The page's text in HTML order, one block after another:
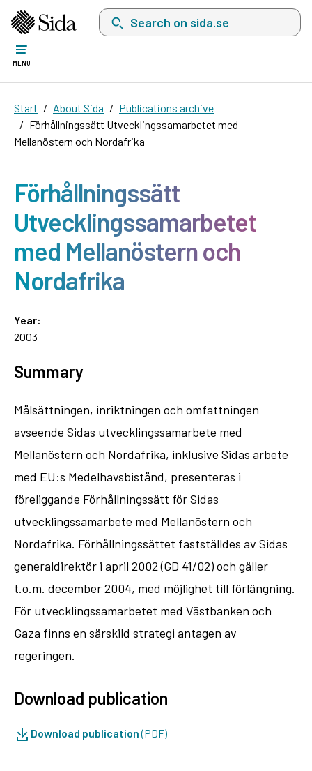
Search on sida.se, a list with search
MENU
Start About Sida
Publications archive
Förhållningssätt Utvecklingssamarbetet med
Mellanöstern och Nordafrika
Förhållningssätt
Utvecklingssamarbetet
med Mellanöstern och
Nordafrika
Year:
2003
Summary
Målsättningen, inriktningen och omfattningen
avseende Sidas utvecklingssamarbete med
Mellanöstern och Nordafrika, inklusive Sidas arbete
med EU:s Medelhavsbistånd, presenteras i
föreliggande Förhållningssätt för Sidas
utvecklingssamarbete med Mellanöstern och
Nordafrika. Förhållningssättet fastställdes av Sidas
generaldirektör i april 2002 (GD 41/02) och gäller
t.o.m. december 2004, med möjlighet till förlängning.
För utvecklingssamarbetet med Västbanken och
Gaza finns en särskild strategi antagen av
regeringen.
Download publication
Download publication(PDF)